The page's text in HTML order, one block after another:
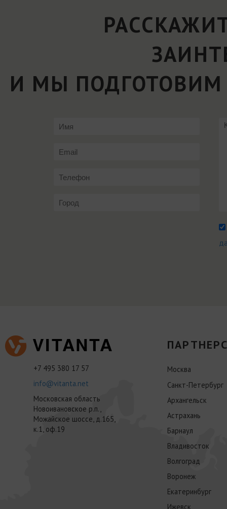
И МЫ ПОДГОТОВИМ
+7 495 380 17 57
info@vitanta.net
Московская область
Новоивановское р.п.,
Можайское шоссе, д.165,
к.1, оф.19
Москва
Санкт-Петербург
Архангельск
Астрахань
Барнаул
Владивосток
Волгоград
Воронеж
Екатеринбург
Ижевск